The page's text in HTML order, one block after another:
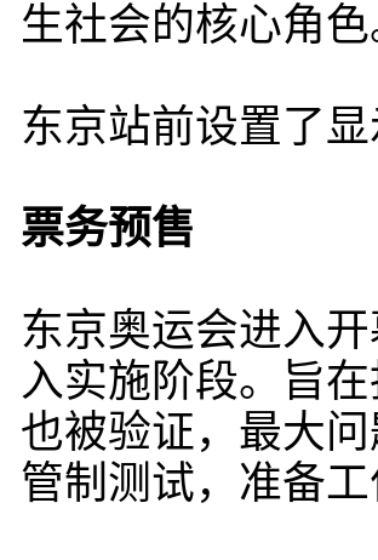
生社会的核心角色
东京站前设置了
票务预售
东京奥运会进入
入实施阶段。旨
也被验证，最大
管制测试，准备